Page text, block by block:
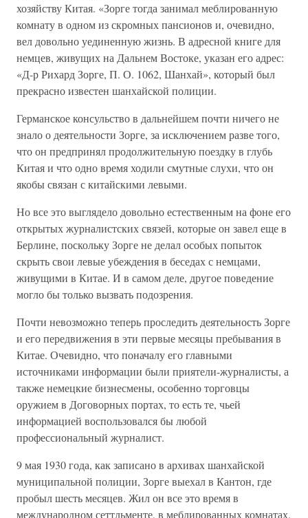
хозяйству Китая. «Зорге тогда занимал меблированную
комнату в одном из скромных пансионов и, очевидно,
вел довольно уединенную жизнь. В адресной книге для
немцев, живущих на Дальнем Востоке, указан его адрес:
«Д-р Рихард Зорге, П. О. 1062, Шанхай», который был
прекрасно известен шанхайской полиции.
Германское консульство в дальнейшем почти ничего не
знало о деятельности Зорге, за исключением разве того,
что он предпринял продолжительную поездку в глубь
Китая и что одно время ходили смутные слухи, что он
якобы связан с китайскими левыми.
Но все это выглядело довольно естественным на фоне его
открытых журналистских связей, которые он завел еще в
Берлине, поскольку Зорге не делал особых попыток
скрыть свои левые убеждения в беседах с немцами,
живущими в Китае. И в самом деле, другое поведение
могло бы только вызвать подозрения.
Почти невозможно теперь проследить деятельность Зорге
и его передвижения в эти первые месяцы пребывания в
Китае. Очевидно, что поначалу его главными
источниками информации были приятели-журналисты, а
также немецкие бизнесмены, особенно торговцы
оружием в Договорных портах, то есть те, чьей
информацией воспользовался бы любой
профессиональный журналист.
9 мая 1930 года, как записано в архивах шанхайской
муниципальной полиции, Зорге выехал в Кантон, где
пробыл шесть месяцев. Жил он все это время в
международном сеттльменте, в меблированных комнатах,